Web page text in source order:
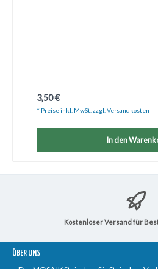
Regulärer Preis:
3,50 €
* Preise inkl. MwSt. zzgl. Versandkosten
In den
Kostenloser Versand für
ÜBER UNS